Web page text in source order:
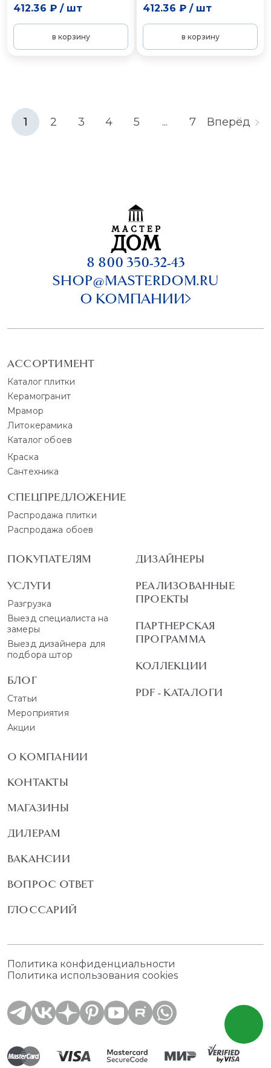
412.36 ₽/ шт
в корзину
412.36 ₽/ шт
в корзину
1 2 3 4 5 ... 7 Вперёд
8 800 350-32-43
SHOP@MASTERDOM.RU
О КОМПАНИИ
АССОРТИМЕНТ
Каталог плитки
Керамогранит
Мрамор
Литокерамика
Каталог обоев
Краска
Сантехника
СПЕЦПРЕДЛОЖЕНИЕ
Распродажа плитки
Распродажа обоев
ПОКУПАТЕЛЯМ
УСЛУГИ
Разгрузка
Выезд специалиста на
замеры
Выезд дизайнера для
подбора штор
БЛОГ
Статьи
Мероприятия
Акции
ДИЗАЙНЕРЫ
РЕАЛИЗОВАННЫЕ
ПРОЕКТЫ
ПАРТНЕРСКАЯ
ПРОГРАММА
КОЛЛЕКЦИИ
PDF - КАТАЛОГИ
О КОМПАНИИ
КОНТАКТЫ
МАГАЗИНЫ
ДИЛЕРАМ
ВАКАНСИИ
ВОПРОС ОТВЕТ
ГЛОССАРИЙ
Политика конфиденциальности
Политика использования cookies